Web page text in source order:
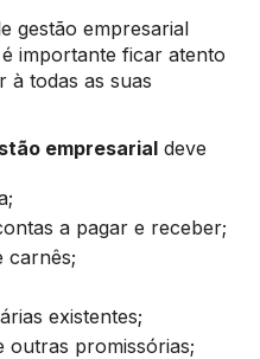
gestão empresarial
importante ficar atento
à todas as suas
empresarial deve
a pagar e receber;
carnês;
existentes;
outras promissórias;